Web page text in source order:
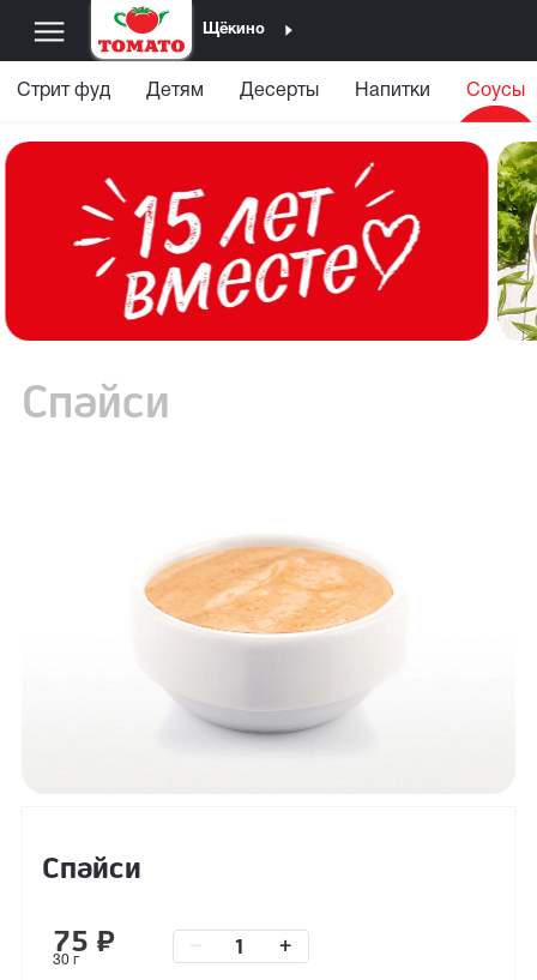
Щёкино
Стрит фуд Детям Десерты Напитки Соусы
Спайси
Спайси
75 ₽
30 г
+